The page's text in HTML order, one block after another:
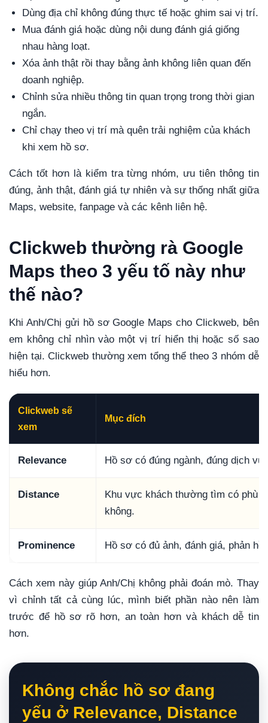
Dùng địa chỉ không đúng thực tế hoặc ghim sai vị trí.
Mua đánh giá hoặc dùng nội dung đánh giá giống
nhau hàng loạt.
Xóa ảnh thật rồi thay bằng ảnh không liên quan đến
doanh nghiệp.
Chỉnh sửa nhiều thông tin quan trọng trong thời gian
ngắn.
Chỉ chạy theo vị trí mà quên trải nghiệm của khách
khi xem hồ sơ.
Cách tốt hơn là kiểm tra từng nhóm, ưu tiên thông tin
đúng, ảnh thật, đánh giá tự nhiên và sự thống nhất giữa
Maps, website, fanpage và các kênh liên hệ.
Clickweb thường rà Google
Maps theo 3 yếu tố này như
thế nào?
Khi Anh/Chị gửi hồ sơ Google Maps cho Clickweb, bên
em không chỉ nhìn vào một vị trí hiển thị hoặc số sao
hiện tại. Clickweb thường xem tổng thể theo 3 nhóm dễ
hiểu hơn.
Clickweb sẽ
xem
Mục đích
Relevance Hồ sơ có đúng ngành, đúng dịch
Distance
Khu vực khách thường tìm có phù
không.
Prominence Hồ sơ có đủ ảnh, đánh giá, phản
Cách xem này giúp Anh/Chị không phải đoán mò. Thay
vì chỉnh tất cả cùng lúc, mình biết phần nào nên làm
trước để hồ sơ rõ hơn, an toàn hơn và khách dễ tin
hơn.
Không chắc hồ sơ đang
yếu ở Relevance, Distance